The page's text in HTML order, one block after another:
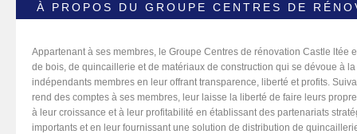
À PROPOS DU GROUPE CENTRES DE
Appartenant à ses membres, le Groupe Centres de rénovation Castle ltée
de bois, de quincaillerie et de matériaux de construction qui se dévoue à
indépendants membres en leur offrant transparence, liberté et profits.
rend des comptes à ses membres, leur laisse la liberté de faire leurs
à leur croissance et à leur profitabilité en établissant des partenariats
importants et en leur fournissant une solution de distribution de